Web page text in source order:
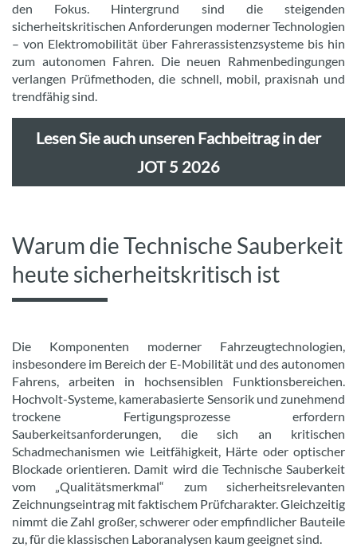
den Fokus. Hintergrund sind die steigenden
sicherheitskritischen Anforderungen moderner Technologien
– von Elektromobilität über Fahrerassistenzsysteme bis hin
zum autonomen Fahren. Die neuen Rahmenbedingungen
verlangen Prüfmethoden, die schnell, mobil, praxisnah und
trendfähig sind.
Lesen Sie auch unseren Fachbeitrag in der
JOT 5 2026
Warum die Technische Sauberkeit
heute sicherheitskritisch ist
Die Komponenten moderner Fahrzeugtechnologien,
insbesondere im Bereich der E-Mobilität und des autonomen
Fahrens, arbeiten in hochsensiblen Funktionsbereichen.
Hochvolt-Systeme, kamerabasierte Sensorik und zunehmend
trockene Fertigungsprozesse erfordern
Sauberkeitsanforderungen, die sich an kritischen
Schadmechanismen wie Leitfähigkeit, Härte oder optischer
Blockade orientieren. Damit wird die Technische Sauberkeit
vom „Qualitätsmerkmal“ zum sicherheitsrelevanten
Zeichnungseintrag mit faktischem Prüfcharakter. Gleichzeitig
nimmt die Zahl großer, schwerer oder empfindlicher Bauteile
zu, für die klassischen Laboranalysen kaum geeignet sind.